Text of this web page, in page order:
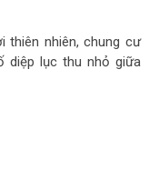
thiên nhiên, chung cư
diệp lục thu nhỏ giữa